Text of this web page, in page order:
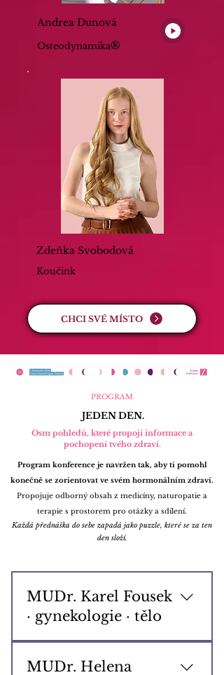
Osteodynamika®
Andrea Dunová
Zdeňka Svobodová
Koučink
CHCI SVÉ MÍSTO
PROGRAM
JEDEN DEN.
Osm pohledů, které propojí informace a
pochopení tvého zdraví.
KOnference
MUDr. Karel Fousek
· gynekologie · tělo
kvasinky? Stydký nerv a
MUDr. Helena
Program konference je navržen tak, aby ti pomohl
konečně se zorientovat ve svém hormonálním zdraví.
Propojuje odborný obsah z medicíny, naturopatie a
terapie s prostorem pro otázky a sdílení.
Každá přednáška do sebe zapadá jako puzzle, které se za ten
den složí.